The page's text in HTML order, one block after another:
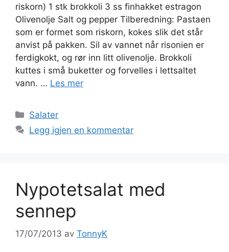
riskorn) 1 stk brokkoli 3 ss finhakket estragon
Olivenolje Salt og pepper Tilberedning: Pastaen
som er formet som riskorn, kokes slik det står
anvist på pakken. Sil av vannet når risonien er
ferdigkokt, og rør inn litt olivenolje. Brokkoli
kuttes i små buketter og forvelles i lettsaltet
vann. … Les mer
Kategorier
Salater
Legg igjen en kommentar
Nypotetsalat med
sennep
17/07/2013 av TonnyK